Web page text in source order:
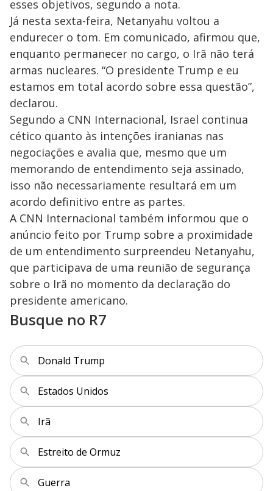
esses objetivos, segundo a nota.
Já nesta sexta-feira, Netanyahu voltou a
endurecer o tom. Em comunicado, afirmou que,
enquanto permanecer no cargo, o Irã não terá
armas nucleares. “O presidente Trump e eu
estamos em total acordo sobre essa questão”,
declarou.
Segundo a CNN Internacional, Israel continua
cético quanto às intenções iranianas nas
negociações e avalia que, mesmo que um
memorando de entendimento seja assinado,
isso não necessariamente resultará em um
acordo definitivo entre as partes.
A CNN Internacional também informou que o
anúncio feito por Trump sobre a proximidade
de um entendimento surpreendeu Netanyahu,
que participava de uma reunião de segurança
sobre o Irã no momento da declaração do
presidente americano.
Busque no R7
Donald Trump
Estados Unidos
Irã
Estreito de Ormuz
Guerra